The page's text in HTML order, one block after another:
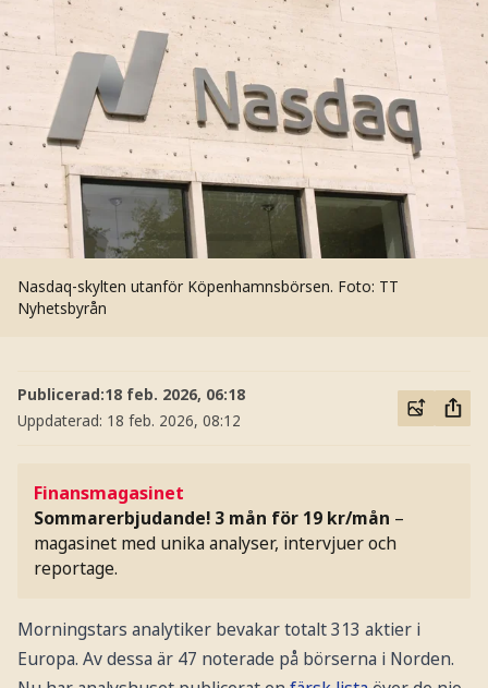
Nasdaq-skylten utanför Köpenhamnsbörsen. Foto: TT
Nyhetsbyrån
Publicerad:18 feb. 2026, 06:18
Uppdaterad: 18 feb. 2026, 08:12
Finansmagasinet
Sommarerbjudande! 3 mån för 19 kr/mån –
magasinet med unika analyser, intervjuer och
reportage.
Morningstars analytiker bevakar totalt 313 aktier i
Europa. Av dessa är 47 noterade på börserna i Norden.